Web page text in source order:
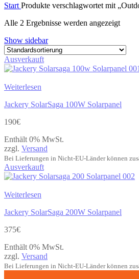
Start Produkte verschlagwortet mit
Alle 2 Ergebnisse werden angezeigt
Show sidebar
Ausverkauft
Weiterlesen
Jackery SolarSaga 100W Solarpanel
190€
Enthält 0% MwSt.
zzgl. Versand
Bei Lieferungen in Nicht-EU-Länder können
Ausverkauft
Weiterlesen
Jackery SolarSaga 200W Solarpanel
375€
Enthält 0% MwSt.
zzgl. Versand
Bei Lieferungen in Nicht-EU-Länder können